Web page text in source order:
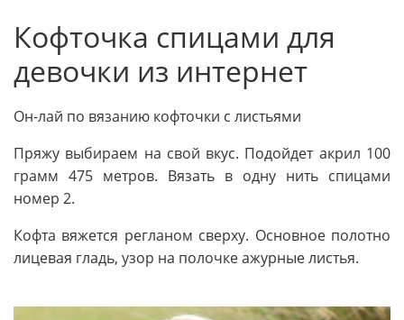
Кофточка спицами для
девочки из интернет
Он-лай по вязанию кофточки с листьями
Пряжу выбираем на свой вкус. Подойдет акрил 100
грамм 475 метров. Вязать в одну нить спицами
номер 2.
Кофта вяжется регланом сверху. Основное полотно
лицевая гладь, узор на полочке ажурные листья.